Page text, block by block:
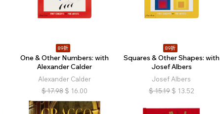
89折
One & Other Numbers: with
Alexander Calder
Alexander Calder
$ 17.98 $ 16.00
89折
Squares & Other Shapes: with
Josef Albers
Josef Albers
$ 15.19 $ 13.52